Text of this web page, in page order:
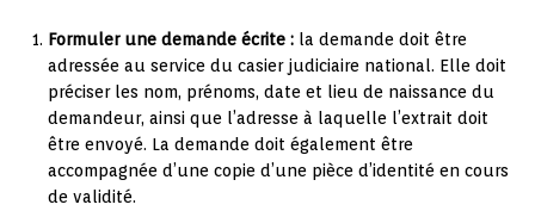
Formuler une demande écrite : la demande doit être
adressée au service du casier judiciaire national. Elle doit
préciser les nom, prénoms, date et lieu de naissance du
demandeur, ainsi que l’adresse à laquelle l’extrait doit
être envoyé. La demande doit également être
accompagnée d’une copie d’une pièce d’identité en cours
de validité.